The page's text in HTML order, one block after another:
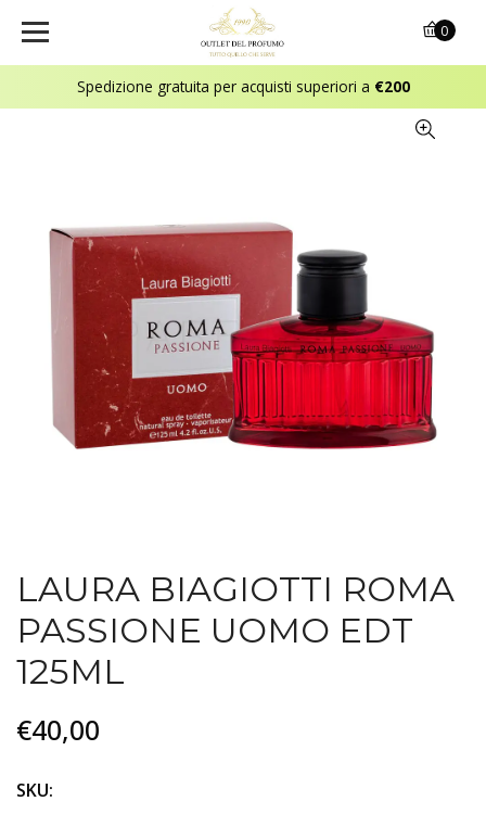
Spedizione gratuita per acquisti superiori a €200
0
LAURA BIAGIOTTI ROMA
PASSIONE UOMO EDT
125ML
€40,00
SKU: